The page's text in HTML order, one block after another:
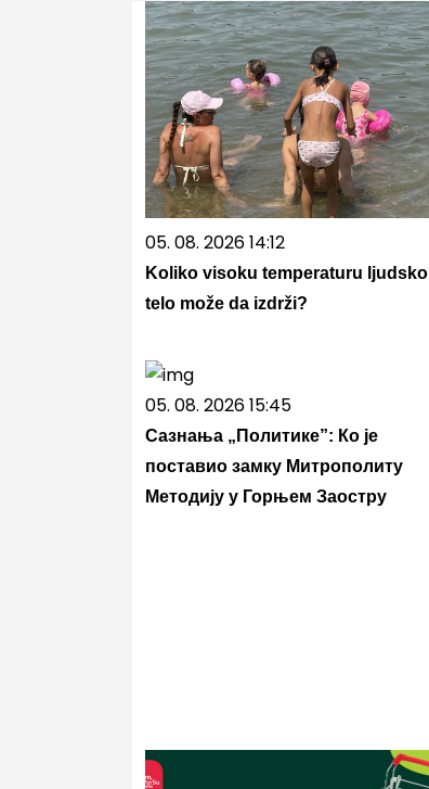
05. 08. 2026 14:12
Koliko visoku temperaturu ljudsko
telo može da izdrži?
05. 08. 2026 15:45
Сазнања „Политике”: Ко је
поставио замку Митрополиту
Методију у Горњем Заостру